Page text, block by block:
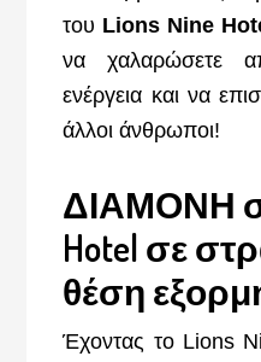
του Lions Nine
να χαλαρώσετε
ενέργεια και να
άλλοι άνθρωποι!
ΔΙΑΜΟΝΗ
Hotel σε
θέση
Έχοντας το Lions